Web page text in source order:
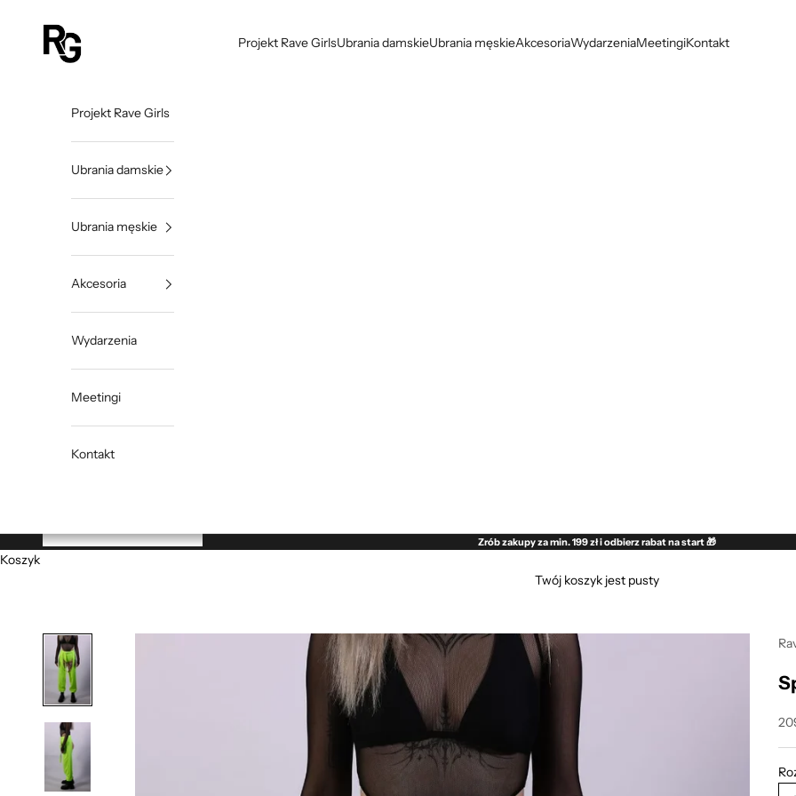
Rave Girls Poland
Projekt Rave GirlsUbrania damskieUbrania męskieAkcesoriaWydarzeniaMeetingiKontakt
Projekt Rave Girls
Ubrania damskie
Ubrania męskie
Akcesoria
Wydarzenia
Meetingi
Kontakt
Zrób zakupy za min. 199 zł i odbierz rabat na start 🎁
Koszyk
Twój koszyk jest pusty